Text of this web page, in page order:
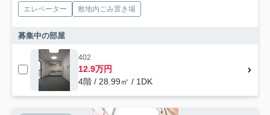
エレベーター 敷地内ごみ置き場
募集中の部屋
402
12.9万円
4階 / 28.99㎡ / 1DK